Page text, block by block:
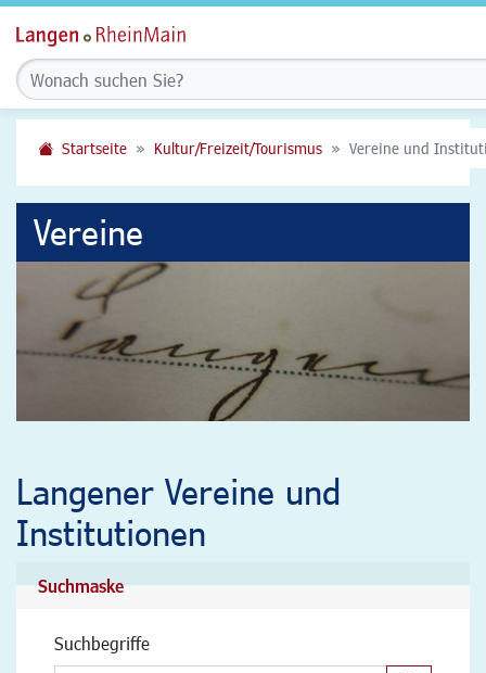
Startseite Kultur/Freizeit/Tourismus Vereine und
Vereine
Langener Vereine und
Institutionen
Suchmaske
Suchbegriffe